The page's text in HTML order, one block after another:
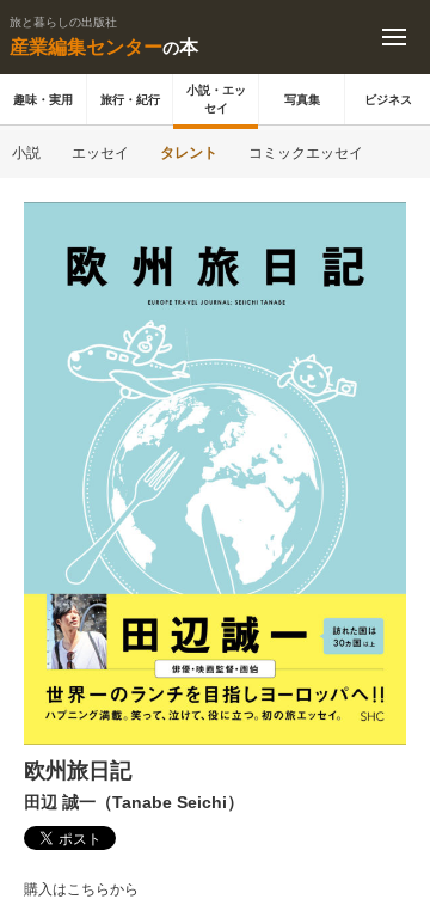
旅と暮らしの出版社
産業編集センターの本
趣味・実用 旅行・紀行
小説・エッ
セイ
写真集 ビジネス
小説 エッセイ タレント コミックエッセイ
欧州旅日記
田辺 誠一（Tanabe Seichi）
購入はこちらから